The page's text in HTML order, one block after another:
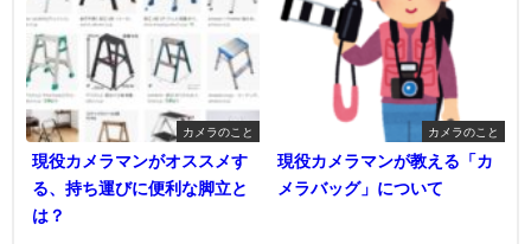
カメラのこと
現役カメラマンがオススメす
る、持ち運びに便利な脚立と
は？
カメラのこと
現役カメラマンが教える「カ
メラバッグ」について